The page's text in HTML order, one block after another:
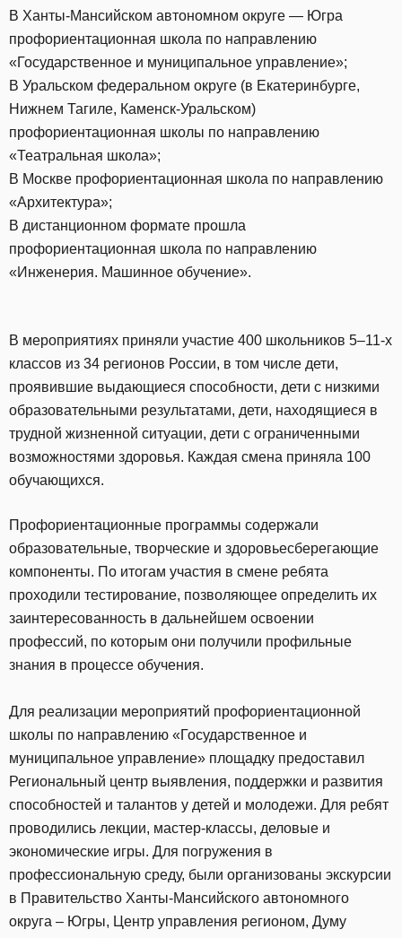
В Ханты-Мансийском автономном округе — Югра
профориентационная школа по направлению
«Государственное и муниципальное управление»;
В Уральском федеральном округе (в Екатеринбурге,
Нижнем Тагиле, Каменск-Уральском)
профориентационная школы по направлению
«Театральная школа»;
В Москве профориентационная школа по направлению
«Архитектура»;
В дистанционном формате прошла
профориентационная школа по направлению
«Инженерия. Машинное обучение».
В мероприятиях приняли участие 400 школьников 5–11-х
классов из 34 регионов России, в том числе дети,
проявившие выдающиеся способности, дети с низкими
образовательными результатами, дети, находящиеся в
трудной жизненной ситуации, дети с ограниченными
возможностями здоровья. Каждая смена приняла 100
обучающихся.
Профориентационные программы содержали
образовательные, творческие и здоровьесберегающие
компоненты. По итогам участия в смене ребята
проходили тестирование, позволяющее определить их
заинтересованность в дальнейшем освоении
профессий, по которым они получили профильные
знания в процессе обучения.
Для реализации мероприятий профориентационной
школы по направлению «Государственное и
муниципальное управление» площадку предоставил
Региональный центр выявления, поддержки и развития
способностей и талантов у детей и молодежи. Для ребят
проводились лекции, мастер-классы, деловые и
экономические игры. Для погружения в
профессиональную среду, были организованы экскурсии
в Правительство Ханты-Мансийского автономного
округа – Югры, Центр управления регионом, Думу